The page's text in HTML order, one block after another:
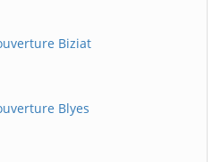
Biziat
Blyes